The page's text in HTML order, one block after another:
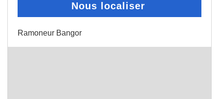
Nous localiser
Ramoneur Bangor